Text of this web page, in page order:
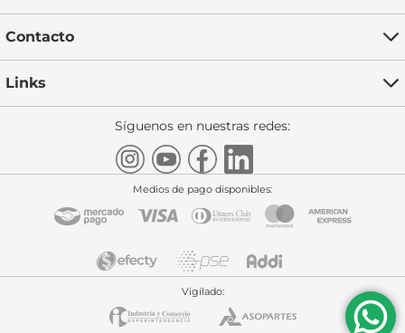
Contacto
Links
Síguenos en nuestras redes:
Medios de pago disponibles:
Vigilado: